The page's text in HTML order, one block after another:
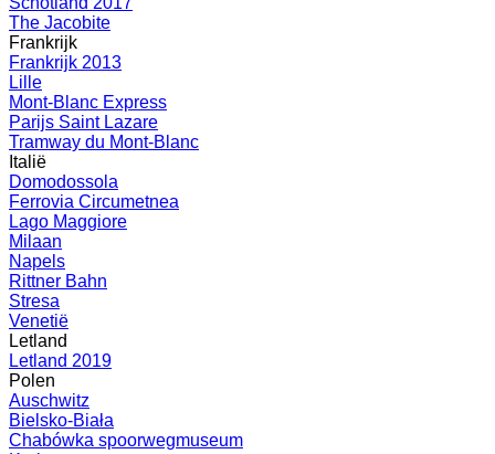
The Jacobite
Frankrijk
Frankrijk 2013
Lille
Mont-Blanc Express
Parijs Saint Lazare
Tramway du Mont-Blanc
Italië
Domodossola
Ferrovia Circumetnea
Lago Maggiore
Milaan
Napels
Rittner Bahn
Stresa
Venetië
Letland
Letland 2019
Polen
Auschwitz
Bielsko-Biała
Chabówka spoorwegmuseum